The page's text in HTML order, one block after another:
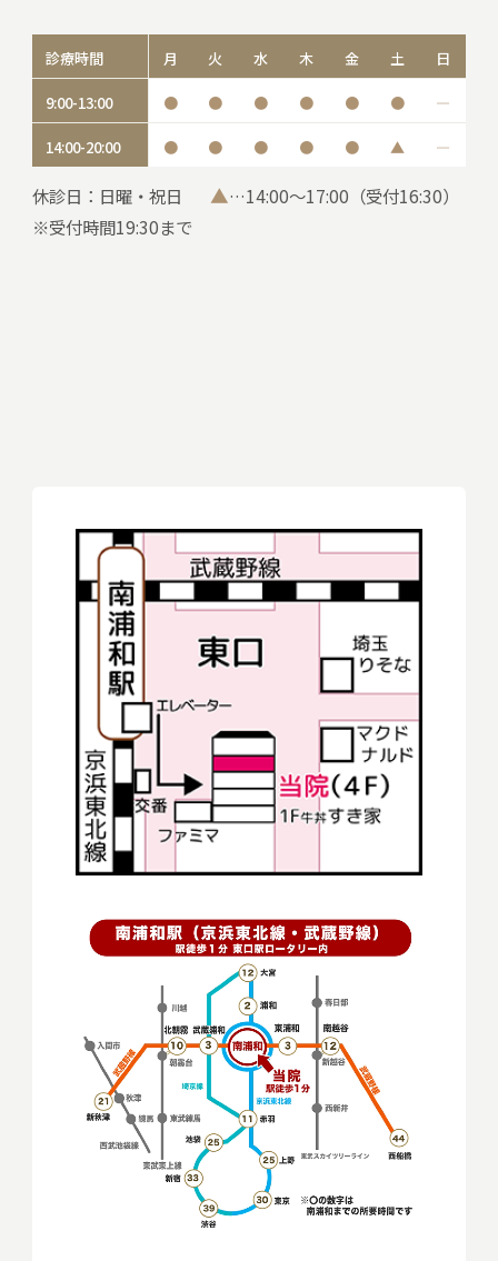
診療時間 月 火 水 木 金 土 日
9:00-13:00 ● ● ● ● ● ● ―
14:00-20:00 ● ● ● ● ● ▲ ―
休診日：日曜・祝日 ▲…14:00～17:00（受付16:30）
※受付時間19:30まで